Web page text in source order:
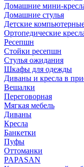
Домашние мини-
Домашние стулья
Детские
Ортопедические
Ресепшн
Стойки ресепшн
Стулья ожидания
Шкафы для одежды
Диваны и кресла в
Вешалки
Переговорная
Мягкая мебель
Диваны
Кресла
Банкетки
Пуфы
Оттоманки
PAPASAN